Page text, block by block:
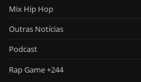
Mix Hip Hop
Outras Notícias
Podcast
Rap Game +244